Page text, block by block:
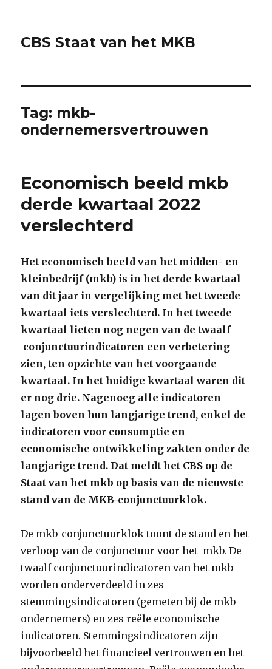
CBS Staat van het MKB
Tag: mkb-
ondernemersvertrouwen
Economisch beeld mkb
derde kwartaal 2022
verslechterd
Het economisch beeld van het midden- en
kleinbedrijf (mkb) is in het derde kwartaal
van dit jaar in vergelijking met het tweede
kwartaal iets verslechterd. In het tweede
kwartaal lieten nog negen van de twaalf
conjunctuurindicatoren een verbetering
zien, ten opzichte van het voorgaande
kwartaal. In het huidige kwartaal waren dit
er nog drie. Nagenoeg alle indicatoren
lagen boven hun langjarige trend, enkel de
indicatoren voor consumptie en
economische ontwikkeling zakten onder de
langjarige trend.Dat meldt het CBS op de
Staat van het mkb op basis van de nieuwste
stand van de MKB-conjunctuurklok.
De mkb-conjunctuurklok toont de stand en het
verloop van de conjunctuur voor het mkb. De
twaalf conjunctuurindicatoren van het mkb
worden onderverdeeld in zes
stemmingsindicatoren (gemeten bij de mkb-
ondernemers) en zes reële economische
indicatoren. Stemmingsindicatoren zijn
bijvoorbeeld het financieel vertrouwen en het